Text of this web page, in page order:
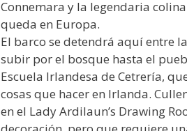
Connemara y la legendaria
queda en Europa.
El barco se detendrá aquí entre
subir por el bosque hasta el
Escuela Irlandesa de Cetrería,
cosas que hacer en Irlanda.
en el Lady Ardilaun’s Drawing